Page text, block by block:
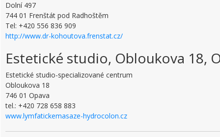
Dolní 497
744 01 Frenštát pod Radhoštěm
Tel: +420 556 836 909
http://www.dr-kohoutova.frenstat.cz/
Estetické studio, Obloukova 18,
Estetické studio-specializované centrum
Obloukova 18
746 01 Opava
tel.: +420 728 658 883
www.lymfatickemasaze-hydrocolon.cz